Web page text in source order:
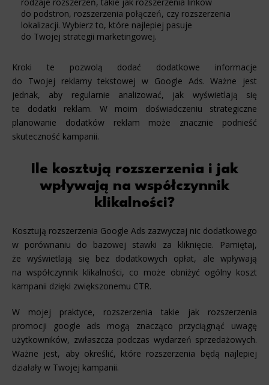
do podstron, rozszerzenia połączeń, czy rozszerzenia
lokalizacji. Wybierz to, które najlepiej pasuje
do Twojej strategii marketingowej.
Kroki te pozwolą dodać dodatkowe informacje
do Twojej reklamy tekstowej w Google Ads. Ważne jest
jednak, aby regularnie analizować, jak wyświetlają się
te dodatki reklam. W moim doświadczeniu strategiczne
planowanie dodatków reklam może znacznie podnieść
skuteczność kampanii.
Ile kosztują rozszerzenia i jak
wpływają na współczynnik
klikalności?
Kosztują rozszerzenia Google Ads zazwyczaj nic dodatkowego
w porównaniu do bazowej stawki za kliknięcie. Pamiętaj,
że wyświetlają się bez dodatkowych opłat, ale wpływają
na współczynnik klikalności, co może obniżyć ogólny koszt
kampanii dzięki zwiększonemu CTR.
W mojej praktyce, rozszerzenia takie jak rozszerzenia
promocji google ads mogą znacząco przyciągnąć uwagę
użytkowników, zwłaszcza podczas wydarzeń sprzedażowych.
Ważne jest, aby określić, które rozszerzenia będą najlepiej
działały w Twojej kampanii.